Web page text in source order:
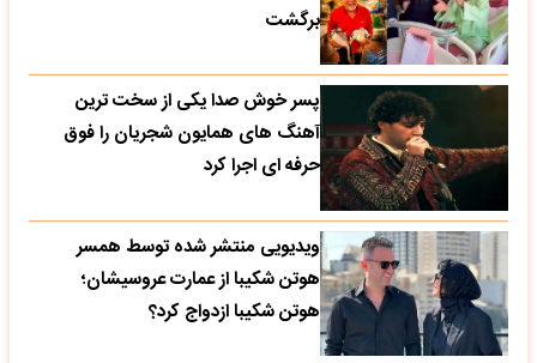
برگشت
پسر خوش صدا یکی از سخت ترین
آهنگ های همایون شجریان را فوق
حرفه ای اجرا کرد
ویدیویی منتشر شده توسط همسر
هوتن شکیبا از عمارت عروسیشان؛
هوتن شکیبا ازدواج کرد؟